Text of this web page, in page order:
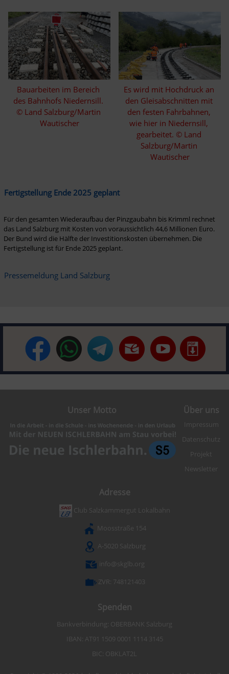
Bauarbeiten im Bereich
des Bahnhofs Niedernsill.
© Land Salzburg/Martin
Wautischer
Es wird mit Hochdruck an
den Gleisabschnitten mit
den festen Fahrbahnen,
wie hier in Niedernsill,
gearbeitet. © Land
Salzburg/Martin
Wautischer
Fertigstellung Ende 2025 geplant
Für den gesamten Wiederaufbau der Pinzgaubahn bis Krimml rechnet
das Land Salzburg mit Kosten von voraussichtlich 44,6 Millionen Euro.
Der Bund wird die Hälfte der Investitionskosten übernehmen. Die
Fertigstellung ist für Ende 2025 geplant.
Pressemeldung Land Salzburg
Unser Motto Über uns
Impressum
Datenschutz
Projekt
Newsletter
Adresse
Club Salzkammergut Lokalbahn
Moosstraße 154
A-5020 Salzburg
info@skglb.org
ZVR: 748121403
Spenden
Bankverbindung: OBERBANK Salzburg
IBAN: AT91 1509 0001 1114 3145
BIC: OBKLAT2L